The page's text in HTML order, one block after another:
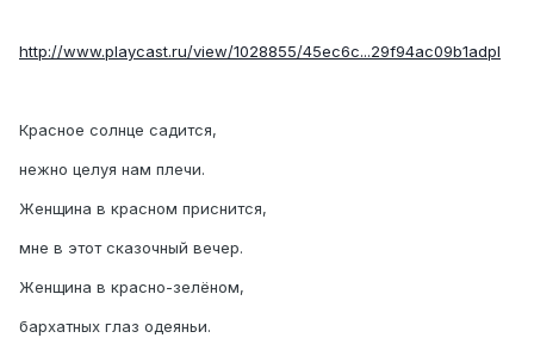
http://www.playcast.ru/view/1028855/45ec6c...29f94ac09b1adpl
Красное солнце садится,
нежно целуя нам плечи.
Женщина в красном приснится,
мне в этот сказочный вечер.
Женщина в красно-зелёном,
бархатных глаз одеяньи.